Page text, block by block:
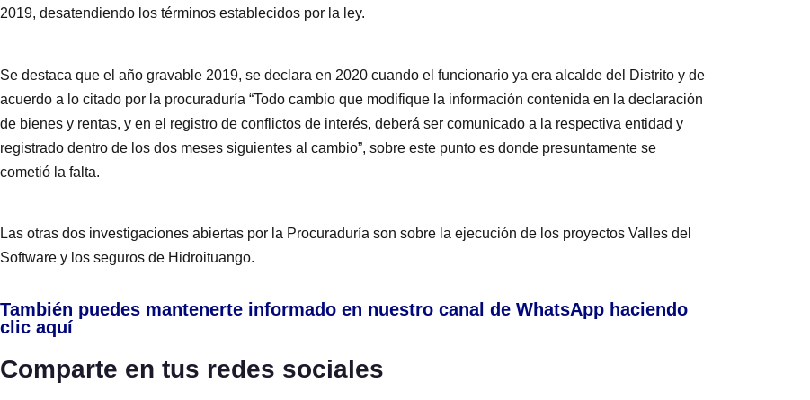
2019, desatendiendo los términos establecidos por la ley.
Se destaca que el año gravable 2019, se declara en 2020 cuando el funcionario ya era alcalde del Distrito y de
acuerdo a lo citado por la procuraduría “Todo cambio que modifique la información contenida en la declaración
de bienes y rentas, y en el registro de conflictos de interés, deberá ser comunicado a la respectiva entidad y
registrado dentro de los dos meses siguientes al cambio”, sobre este punto es donde presuntamente se
cometió la falta.
Las otras dos investigaciones abiertas por la Procuraduría son sobre la ejecución de los proyectos Valles del
Software y los seguros de Hidroituango.
También puedes mantenerte informado en nuestro canal de WhatsApp haciendo
clic aquí
Comparte en tus redes sociales